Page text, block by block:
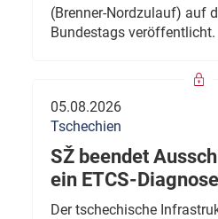
(Brenner-Nordzulauf) auf
Bundestags veröffentlicht.
05.08.2026
Tschechien
SŽ beendet
ein ETCS-
Der tschechische